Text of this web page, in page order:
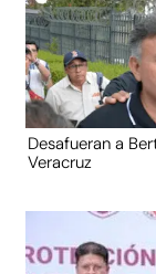
Desafueran a
Veracruz